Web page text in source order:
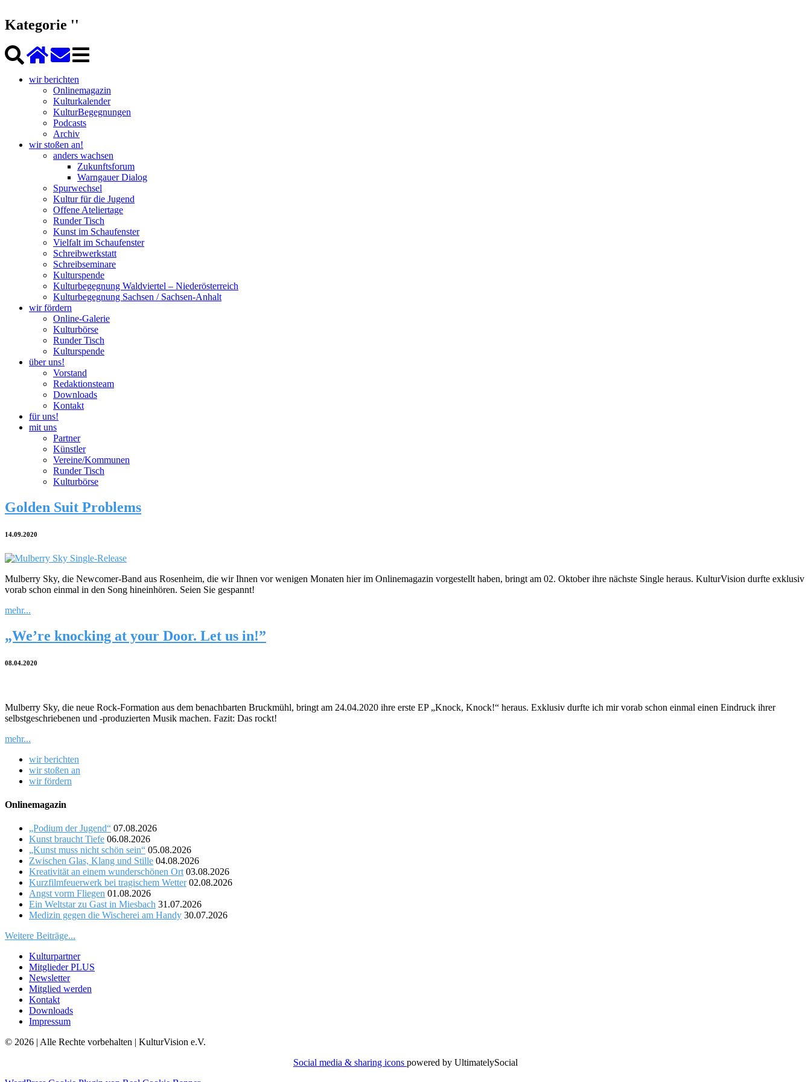
Kategorie ''
wir berichten
Onlinemagazin
Kulturkalender
KulturBegegnungen
Podcasts
Archiv
wir stoßen an!
anders wachsen
Zukunftsforum
Warngauer Dialog
Spurwechsel
Kultur für die Jugend
Offene Ateliertage
Runder Tisch
Kunst im Schaufenster
Vielfalt im Schaufenster
Schreibwerkstatt
Schreibseminare
Kulturspende
Kulturbegegnung Waldviertel – Niederösterreich
Kulturbegegnung Sachsen / Sachsen-Anhalt
wir fördern
Online-Galerie
Kulturbörse
Runder Tisch
Kulturspende
über uns!
Vorstand
Redaktionsteam
Downloads
Kontakt
für uns!
mit uns
Partner
Künstler
Vereine/Kommunen
Runder Tisch
Kulturbörse
Golden Suit Problems
14.09.2020
Mulberry Sky, die Newcomer-Band aus Rosenheim, die wir Ihnen vor wenigen Monaten hier im Onlinemagazin vorgestellt haben, bringt am 02. Oktober ihre nächste Single heraus. KulturVision durfte exklusiv
vorab schon einmal in den Song hineinhören. Seien Sie gespannt!
mehr...
„We’re knocking at your Door. Let us in!”
08.04.2020
Mulberry Sky, die neue Rock-Formation aus dem benachbarten Bruckmühl, bringt am 24.04.2020 ihre erste EP „Knock, Knock!“ heraus. Exklusiv durfte ich mir vorab schon einmal einen Eindruck ihrer
selbstgeschriebenen und -produzierten Musik machen. Fazit: Das rockt!
mehr...
wir berichten
wir stoßen an
wir fördern
Onlinemagazin
„Podium der Jugend“ 07.08.2026
Kunst braucht Tiefe 06.08.2026
„Kunst muss nicht schön sein“ 05.08.2026
Zwischen Glas, Klang und Stille 04.08.2026
Kreativität an einem wunderschönen Ort 03.08.2026
Kurzfilmfeuerwerk bei tragischem Wetter 02.08.2026
Angst vorm Fliegen 01.08.2026
Ein Weltstar zu Gast in Miesbach 31.07.2026
Medizin gegen die Wischerei am Handy 30.07.2026
Weitere Beiträge...
Kulturpartner
Mitglieder PLUS
Newsletter
Mitglied werden
Kontakt
Downloads
Impressum
© 2026 | Alle Rechte vorbehalten | KulturVision e.V.
Social media & sharing icons powered by UltimatelySocial